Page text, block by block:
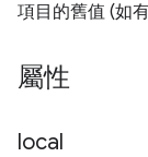
項目的舊值 (如有
屬性
local